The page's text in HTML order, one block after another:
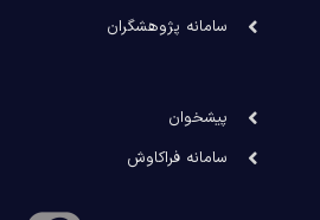
سامانه پژوهشگران
پیشخوان
سامانه فراکاوش